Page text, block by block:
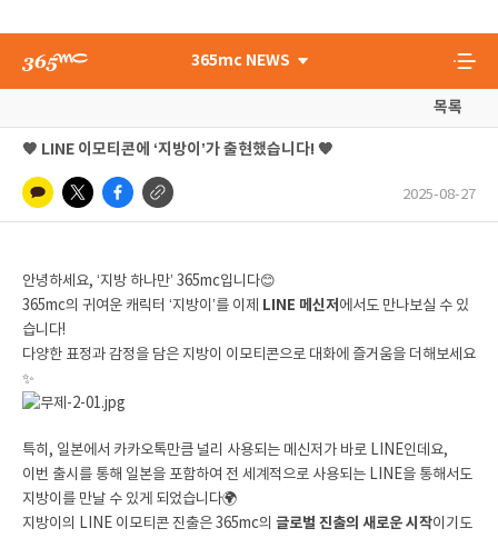
365mc NEWS
목록
🧡 LINE 이모티콘에 ‘지방이’가 출현했습니다! 🧡
2025-08-27
안녕하세요, ‘지방 하나만’ 365mc입니다😊
365mc의 귀여운 캐릭터 ‘지방이’를 이제
LINE 메신저에서도 만나보실 수 있
습니다!
다양한 표정과 감정을 담은 지방이 이모티콘으로 대화에 즐거움을 더해보세요
✨
특히, 일본에서 카카오톡만큼 널리 사용되는 메신저가 바로 LINE인데요,
이번 출시를 통해 일본을 포함하여 전 세계적으로 사용되는 LINE을 통해서도
지방이를 만날 수 있게 되었습니다🌍
지방이의 LINE 이모티콘 진출은 365mc의 글로벌 진출의 새로운 시작이기도